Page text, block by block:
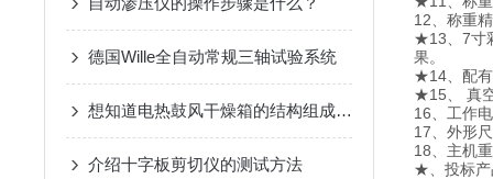
德国Wille全自动常规三轴试验系统
想知道电热鼓风干燥箱的结构组成不妨看看这些
介绍十字板剪切仪的测试方法
12、称重
★13、7寸
果。
★14、配有
★15、 真
16、工作
17、外形
18、主机
★、投标产